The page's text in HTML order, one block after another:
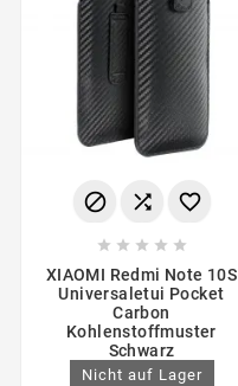
  
    
XIAOMI Redmi Note 10S
Universaletui Pocket
Carbon
Kohlenstoffmuster
Schwarz
Nicht auf Lager